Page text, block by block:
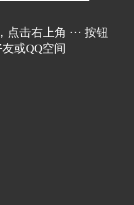
击右上角 ··· 按钮
或QQ空间